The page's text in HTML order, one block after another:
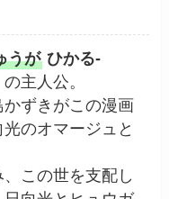
うが ひかる-
主人公。
かずきがこの漫画
のオマージュと
、この世を支配し